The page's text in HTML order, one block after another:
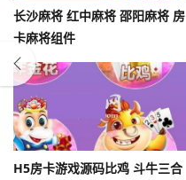
长沙麻将 红中麻将 邵阳麻将 房
卡麻将组件
H5房卡游戏源码比鸡 斗牛三合